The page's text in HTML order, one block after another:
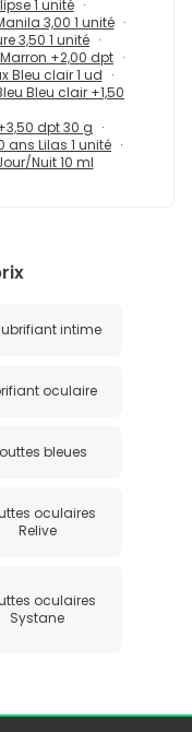
1 unité
3,00 1 unité
3,50 1 unité
+2,00 dpt
Bleu clair 1 ud
Bleu clair +1,50
dpt 30 g
ans Lilas 1 unité
Nuit 10 ml
intime
oculaire
bleues
oculaires
Relive
oculaires
Systane